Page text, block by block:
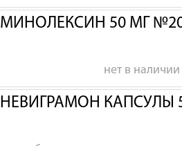
МИНОЛЕКСИН 50 МГ
нет в наличии
НЕВИГРАМОН КАПСУЛЫ